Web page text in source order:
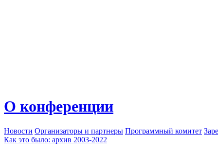
О конференции
Новости Организаторы и партнеры Программный комитет
Как это было: архив 2003-2022